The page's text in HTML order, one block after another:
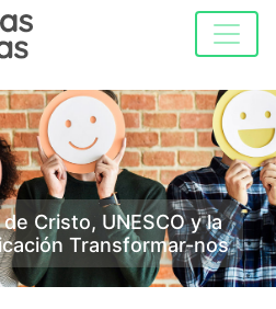
Cristo, UNESCO y la
Transformar-nos